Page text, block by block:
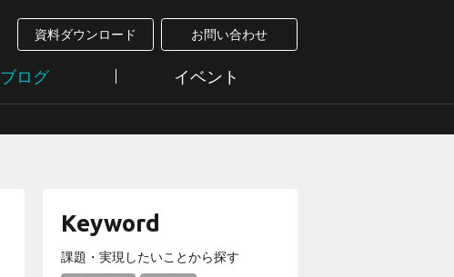
資料ダウンロード お問い合わせ
ブログ イベント
Keyword
課題・実現したいことから探す